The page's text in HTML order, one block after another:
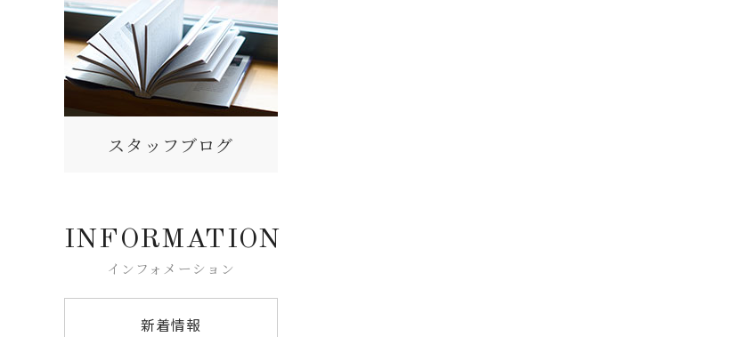
スタッフブログ
INFORMATION
インフォメーション
新着情報